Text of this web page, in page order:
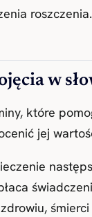
roszczenia.
w
które
jej